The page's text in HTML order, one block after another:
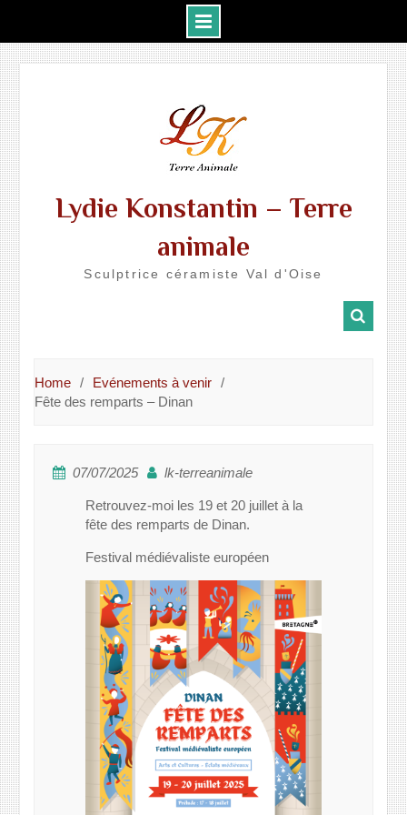
Lydie Konstantin – Terre
animale
Sculptrice céramiste Val d'Oise
Home
Evénements à venir
Fête des remparts – Dinan
07/07/2025 lk-terreanimale
Retrouvez-moi les 19 et 20 juillet à la
fête des remparts de Dinan.
Festival médiévaliste européen